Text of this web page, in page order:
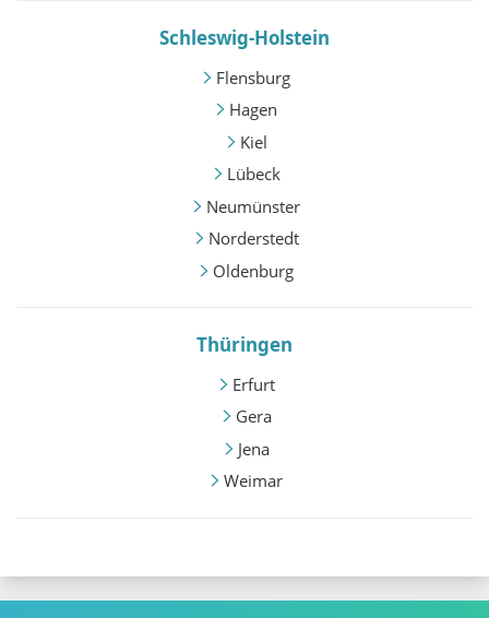
Schleswig-Holstein
Flensburg
Hagen
Kiel
Lübeck
Neumünster
Norderstedt
Oldenburg
Thüringen
Erfurt
Gera
Jena
Weimar